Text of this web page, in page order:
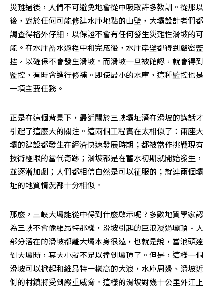
災難過後，人們不可避免地會從中吸取許多教訓。從那以
後，對於任何可能修建水庫地點的山壁，大壩設計者們都
調查得格外仔細，以保證不會有任何發生災難性滑坡的可
能。在水庫蓄水過程中和完成後，水庫岸壁都得到嚴密監
控，以確保不會發生滑坡。而滑坡一旦被確認，就會得到
監控，有時會進行修補。即使最小的水庫，這種監控也是
一項主要任務。
正是在這個背景下，最近關於三峽壩址潛在滑坡的講話才
引起了這麼大的關注。這兩個工程實在太相似了：兩座大
壩的建設都發生在經濟快速發展時期；都被當作挑戰現有
技術極限的當代奇跡；滑坡都是在蓄水初期就開始發生，
並逐漸加劇；人們都相信自然是可以征服的；就連兩個壩
址的地質情況都十分相似。
那麼，三峽大壩能從中得到什麼啟示呢？多數地質學家認
為三峽不會像維昂特那樣，滑坡引起的巨浪漫過壩頂。大
部分潛在的滑坡都離大壩本身很遠，也就是說，當浪頭達
到大壩時，其大小就不足以達到壩頂了。但是，這樣一個
滑坡可以掀起和維昂特一樣高的大浪，水庫周邊、滑坡近
側的村鎮將受到嚴重威脅。這樣的滑坡對幾十公里外江上